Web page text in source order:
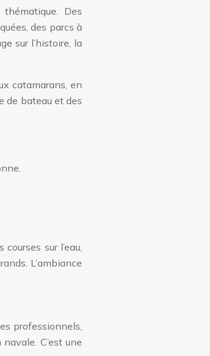
Des
des parcs à
sur l’histoire, la
catamarans, en
de bateau et des
sur l’eau,
L’ambiance
professionnels,
C’est une